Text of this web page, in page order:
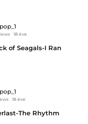
pop_1
18 éve
of Seagals-I Ran
pop_1
18 éve
The Rhythm